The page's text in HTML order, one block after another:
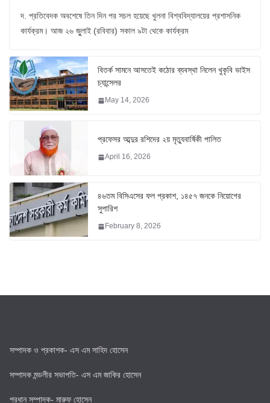
দ. প্রতিবেদক অবশেষে তিন দিন পর সচল হয়েছে খুলনা বিশ্ববিদ্যালয়ের প্রশাসনিক
কার্যক্রম। আজ ২৬ জুুলাই (রবিবার) সকাল ৯টা থেকে কার্যক্রম
বিতর্ক সামনে আসতেই কঠোর ব্যবস্থা নিলেন খুকৃবি ভাইস
চ্যান্সেলর
May 14, 2026
প্রফেসর আব্দুর রশিদের ২য় মৃত্যুবার্ষিকী পালিত
April 16, 2026
৪৬তম বিসিএসের ফল প্রকাশ, ১৪৫৭ জনকে নিয়োগের
সুপারিশ
February 8, 2026
সম্পাদক ও প্রকাশক- এস এম সাহিদ হোসেন
সম্পাদক মন্ডলীর সভাপতি- এস এম জাকির হোসেন
প্রধান সম্পাদক- মারুফ হোসেন